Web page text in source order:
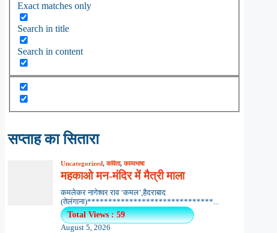
Exact matches only
Search in title
Search in content
सप्ताह का सितारा
Uncategorized,कविता,काव्यभाषा
महकाओ मन-मंदिर में मैत्री माला
कमलेकर नागेश्वर राव ‘कमल’,हैदराबाद
(तेलंगाना)******************************...
Total Views : 59
August 5, 2026